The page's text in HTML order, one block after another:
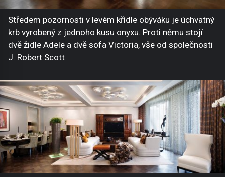
Středem pozornosti v levém křídle obýváku je úchvatný
krb vyrobený z jednoho kusu onyxu. Proti němu stojí
dvě židle Adele a dvě sofa Victoria, vše od společnosti
J. Robert Scott